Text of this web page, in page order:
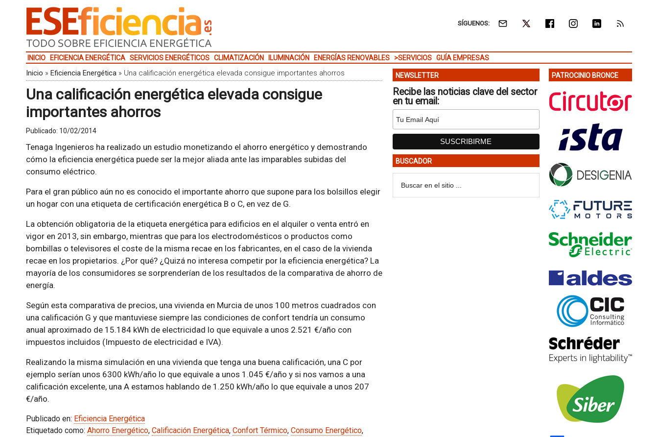
SÍGUENOS:
INICIO EFICIENCIA ENERGÉTICA SERVICIOS ENERGÉTICOS CLIMATIZACIÓN ILUMINACIÓN ENERGÍAS RENOVABLES >SERVICIOS GUÍA EMPRESAS
Inicio » Eficiencia Energética» Una calificación energética elevada consigue importantes ahorros
Una calificación energética elevada consigue
importantes ahorros
Publicado: 10/02/2014
Tenaga Ingenieros ha realizado un estudio monetizando el ahorro energético y demostrando
cómo la eficiencia energética puede ser la mejor aliada ante las imparables subidas del
consumo eléctrico.
Para el gran público aún no es conocido el importante ahorro que supone para los bolsillos elegir
un hogar con una etiqueta de certificación energética B o C, en vez de G.
La obtención obligatoria de la etiqueta energética para edificios en el alquiler o venta entró en
vigor en 2013, sin embargo, mientras que para los electrodomésticos o productos como
bombillas o televisores el coste de la misma recae en los fabricantes, en el caso de la vivienda
recae en los propietarios. ¿Por qué? ¿Quizá no interesa competir por la eficiencia energética? La
mayoría de los consumidores se sorprenderían de los resultados de la comparativa de ahorro de
energía.
Según esta comparativa de precios, una vivienda en Murcia de unos 100 metros cuadrados con
una calificación G y que mantuviese siempre las condiciones de confort tendría un consumo
anual aproximado de 15.184 kWh de electricidad lo que equivale a unos 2.521 €/año con
impuestos incluidos (Impuesto de electricidad e IVA).
Realizando la misma simulación en una vivienda que tenga una buena calificación, una C por
ejemplo serían unos 6300 kWh/año lo que equivale a unos 1.045 €/año y si nos vamos a una
calificación excelente, una A estamos hablando de 1.250 kWh/año lo que equivale a unos 207
€/año.
Publicado en: Eficiencia Energética
Etiquetado como: Ahorro Energético, Calificación Energética, Confort Térmico, Consumo Energético,
NEWSLETTER
Recibe las noticias clave del sector
en tu email:
BUSCADOR
PATROCINIO BRONCE